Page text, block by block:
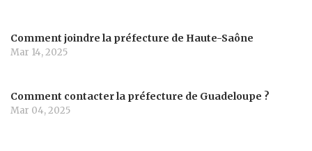
Comment joindre la préfecture de Haute-Saône
Mar 14, 2025
Comment contacter la préfecture de Guadeloupe ?
Mar 04, 2025